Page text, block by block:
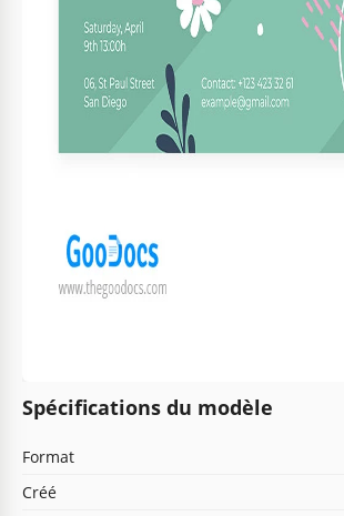
Spécifications du modèle
Format
Créé